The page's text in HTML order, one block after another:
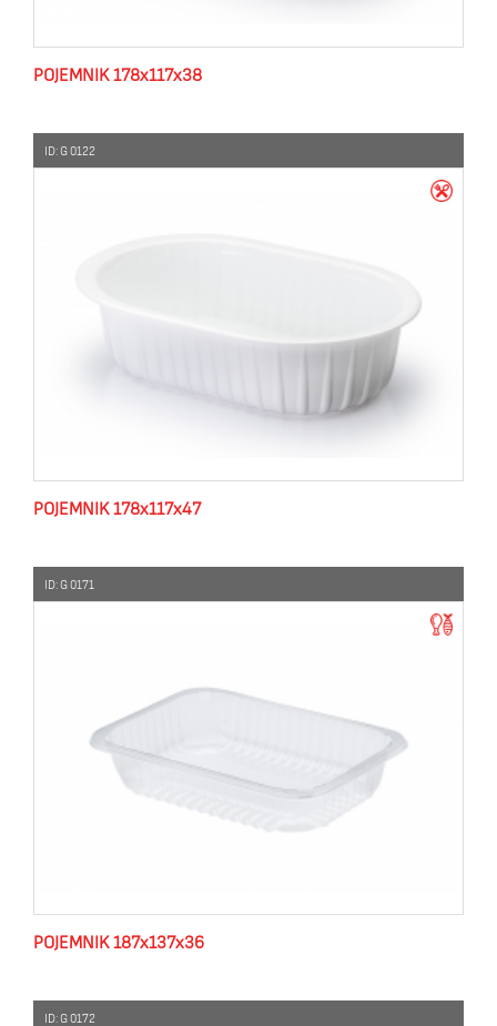
POJEMNIK 178x117x38
ID: G 0122
POJEMNIK 178x117x47
ID: G 0171
POJEMNIK 187x137x36
ID: G 0172